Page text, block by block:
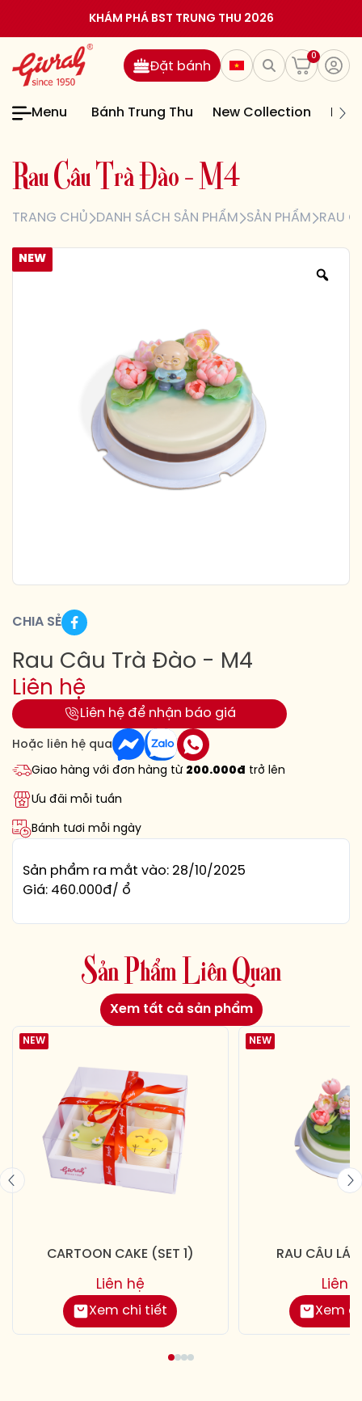
KHÁM PHÁ BST TRUNG THU 2026
0
Đặt bánh
Menu Bánh Trung Thu New Collection
Rau Câu rà Đào – M 4
TRANG CHỦ DANH SÁCH SẢN PHẨM SẢN PHẨM RAU
NEW
CHIA SẺ
Rau Câu Trà Đào - M4
Liên hệ
Liên hệ để nhận báo giá
Hoặc liên hệ qua
Giao hàng với đơn hàng từ 200.000đ trở lên
Ưu đãi mỗi tuần
Bánh tươi mỗi ngày
Sản phẩm ra mắt vào: 28/10/2025
Giá: 460.000đ/ ổ
Sản Phẩm Liên Quan
Xem tất cả sản phẩm
NEW
CARTOON CAKE (SET 1)
Xem chi tiết
Liên hệ
NEW
RAU CÂU LÁ
Xem
Liên